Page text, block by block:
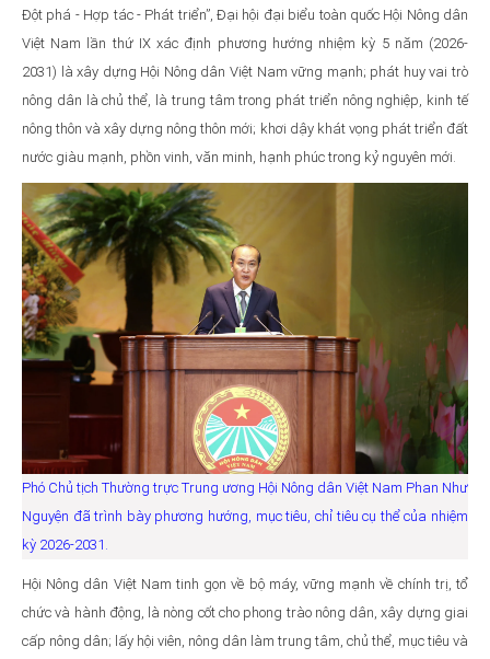
Đột phá - Hợp tác - Phát triển”, Đại hội đại biểu toàn quốc Hội Nông dân
Việt Nam lần thứ IX xác định phương hướng nhiệm kỳ 5 năm (2026-
2031) là xây dựng Hội Nông dân Việt Nam vững mạnh; phát huy vai trò
nông dân là chủ thể, là trung tâm trong phát triển nông nghiệp, kinh tế
nông thôn và xây dựng nông thôn mới; khơi dậy khát vọng phát triển đất
nước giàu mạnh, phồn vinh, văn minh, hạnh phúc trong kỷ nguyên mới.
Phó Chủ tịch Thường trực Trung ương Hội Nông dân Việt Nam Phan Như
Nguyện đã trình bày phương hướng, mục tiêu, chỉ tiêu cụ thể của nhiệm
kỳ 2026-2031.
Hội Nông dân Việt Nam tinh gọn về bộ máy, vững mạnh về chính trị, tổ
chức và hành động, là nòng cốt cho phong trào nông dân, xây dựng giai
cấp nông dân; lấy hội viên, nông dân làm trung tâm, chủ thể, mục tiêu và